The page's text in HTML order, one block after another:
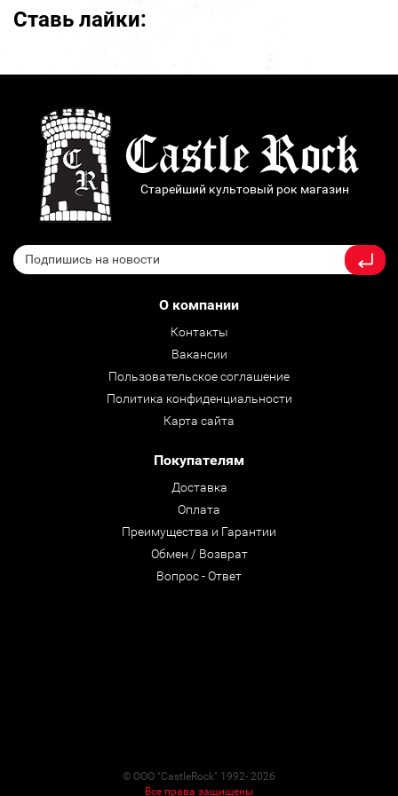
Ставь лайки:
Старейший культовый рок магазин
О компании
Контакты
Вакансии
Пользовательское соглашение
Политика конфиденциальности
Карта сайта
Покупателям
Доставка
Оплата
Преимущества и Гарантии
Обмен / Возврат
Вопрос - Ответ
© ООО "CastleRock" 1992- 2026
Все права защищены